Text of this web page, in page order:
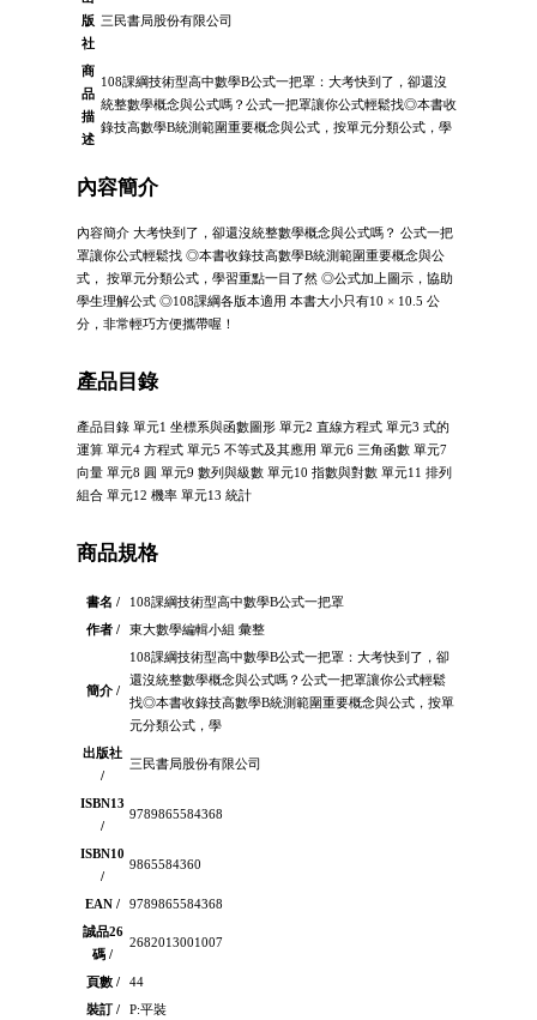
版
社
三民書局股份有限公司
商
品
描
述
108課綱技術型高中數學B公式一把罩：大考快到了，卻還沒
統整數學概念與公式嗎？公式一把罩讓你公式輕鬆找◎本書收
錄技高數學B統測範圍重要概念與公式，按單元分類公式，學
內容簡介
內容簡介 大考快到了，卻還沒統整數學概念與公式嗎？ 公式一把
罩讓你公式輕鬆找 ◎本書收錄技高數學B統測範圍重要概念與公
式， 按單元分類公式，學習重點一目了然 ◎公式加上圖示，協助
學生理解公式 ◎108課綱各版本適用 本書大小只有10 × 10.5 公
分，非常輕巧方便攜帶喔！
產品目錄
產品目錄 單元1 坐標系與函數圖形 單元2 直線方程式 單元3 式的
運算 單元4 方程式 單元5 不等式及其應用 單元6 三角函數 單元7
向量 單元8 圓 單元9 數列與級數 單元10 指數與對數 單元11 排列
組合 單元12 機率 單元13 統計
商品規格
書名 /
108課綱技術型高中數學B公式一把罩
作者 /
東大數學編輯小組 彙整
簡介 /
108課綱技術型高中數學B公式一把罩：大考快到了，卻
還沒統整數學概念與公式嗎？公式一把罩讓你公式輕鬆
找◎本書收錄技高數學B統測範圍重要概念與公式，按單
元分類公式，學
出版社
/
三民書局股份有限公司
ISBN13
/
9789865584368
ISBN10
/
9865584360
EAN /
9789865584368
誠品26
碼 /
2682013001007
頁數 /
44
裝訂 /
P:平裝